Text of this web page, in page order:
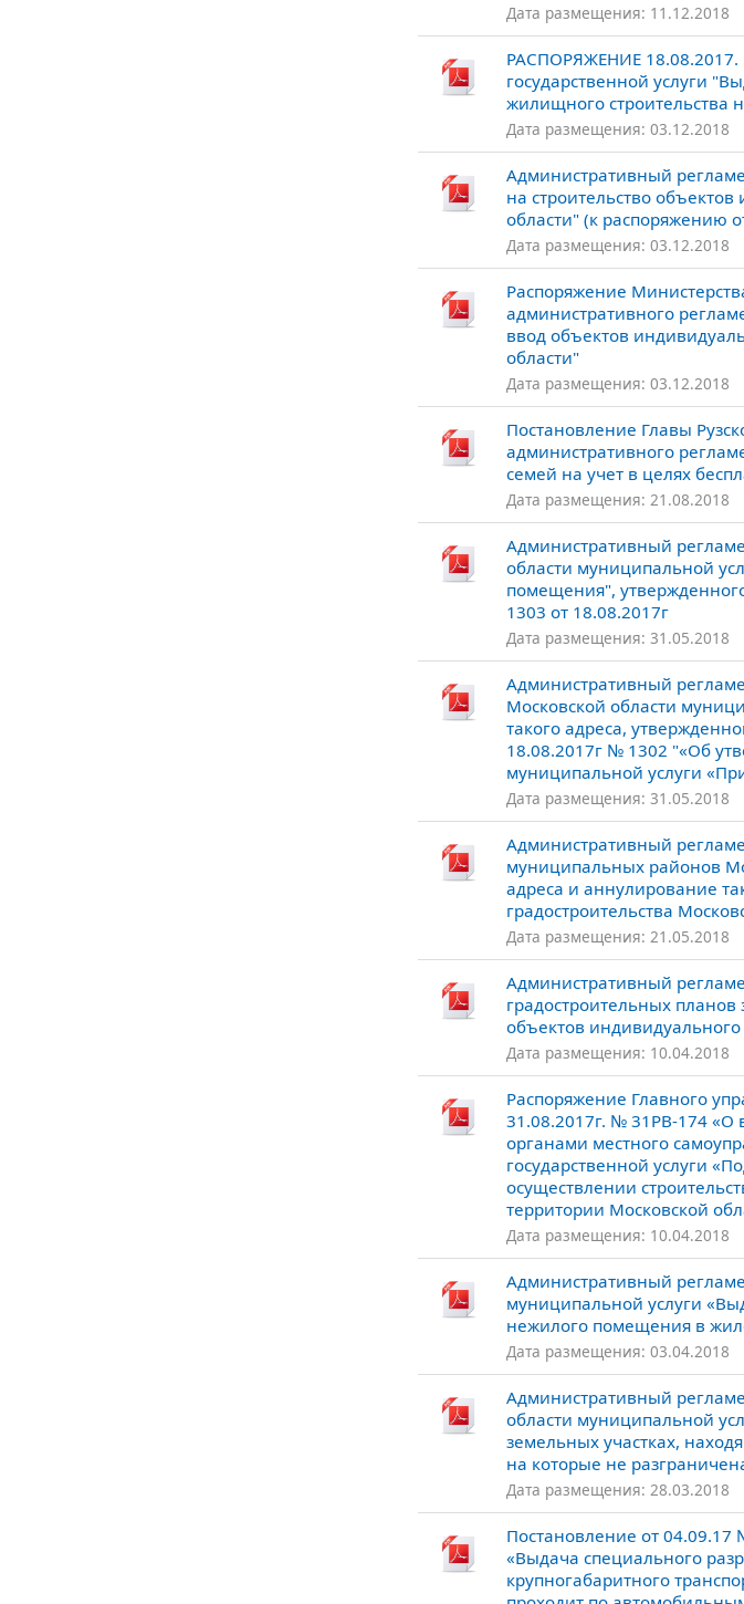
Дата размещения: 11.12.2018
РАСПОРЯЖЕНИЕ 18.08.2017.
государственной услуги
жилищного строительства
Дата размещения: 03.12.2018
Административный
на строительство
области" (к распоряжению
Дата размещения: 03.12.2018
Распоряжение
административного
ввод объектов
области"
Дата размещения: 03.12.2018
Постановление Главы
административного
семей на учет в целях
Дата размещения: 21.08.2018
Административный
области муниципальной
помещения",
1303 от 18.08.2017г
Дата размещения: 31.05.2018
Административный
Московской области
такого адреса,
18.08.2017г № 1302 "«Об
муниципальной услуги
Дата размещения: 31.05.2018
Административный
муниципальных районов
адреса и аннулирование
градостроительства
Дата размещения: 21.05.2018
Административный
градостроительных планов
объектов
Дата размещения: 10.04.2018
Распоряжение Главного
31.08.2017г. № 31РВ-174 «О
органами местного
государственной услуги
осуществлении
территории Московской
Дата размещения: 10.04.2018
Административный
муниципальной услуги
нежилого помещения в
Дата размещения: 03.04.2018
Административный
области муниципальной
земельных участках,
на которые не
Дата размещения: 28.03.2018
Постановление от
«Выдача специального
крупногабаритного